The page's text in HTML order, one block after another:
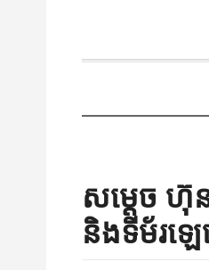
សម្ដេច ហ៊ុ
និងទីម័រឡេ